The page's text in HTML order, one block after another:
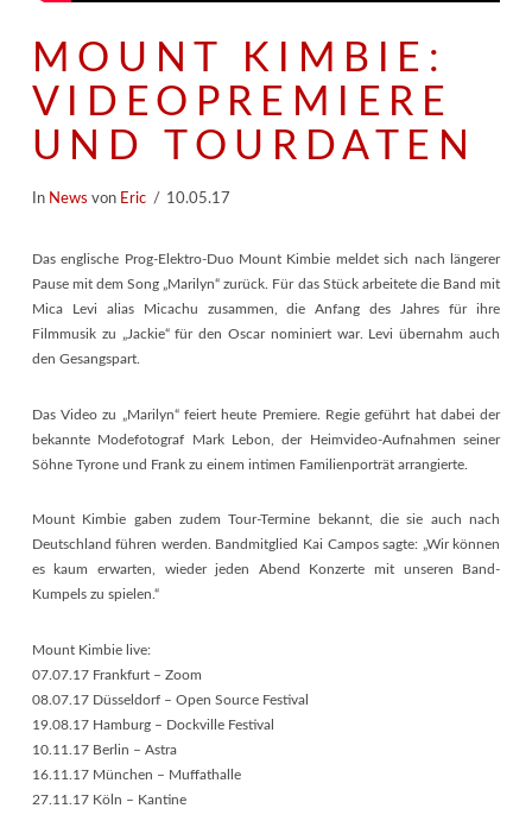
MOUNT KIMBIE:
VIDEOPREMIERE
UND TOURDATEN
In News von Eric 10.05.17
Das englische Prog-Elektro-Duo Mount Kimbie meldet sich nach längerer
Pause mit dem Song „Marilyn“ zurück. Für das Stück arbeitete die Band mit
Mica Levi alias Micachu zusammen, die Anfang des Jahres für ihre
Filmmusik zu „Jackie“ für den Oscar nominiert war. Levi übernahm auch
den Gesangspart.
Das Video zu „Marilyn“ feiert heute Premiere. Regie geführt hat dabei der
bekannte Modefotograf Mark Lebon, der Heimvideo-Aufnahmen seiner
Söhne Tyrone und Frank zu einem intimen Familienporträt arrangierte.
Mount Kimbie gaben zudem Tour-Termine bekannt, die sie auch nach
Deutschland führen werden. Bandmitglied Kai Campos sagte: „Wir können
es kaum erwarten, wieder jeden Abend Konzerte mit unseren Band-
Kumpels zu spielen.“
Mount Kimbie live:
07.07.17 Frankfurt – Zoom
08.07.17 Düsseldorf – Open Source Festival
19.08.17 Hamburg – Dockville Festival
10.11.17 Berlin – Astra
16.11.17 München – Muffathalle
27.11.17 Köln – Kantine